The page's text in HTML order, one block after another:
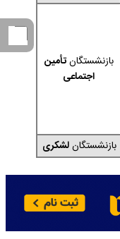
بازنشستگانتأمین
اجتماعی
بازنشستگانلشکری